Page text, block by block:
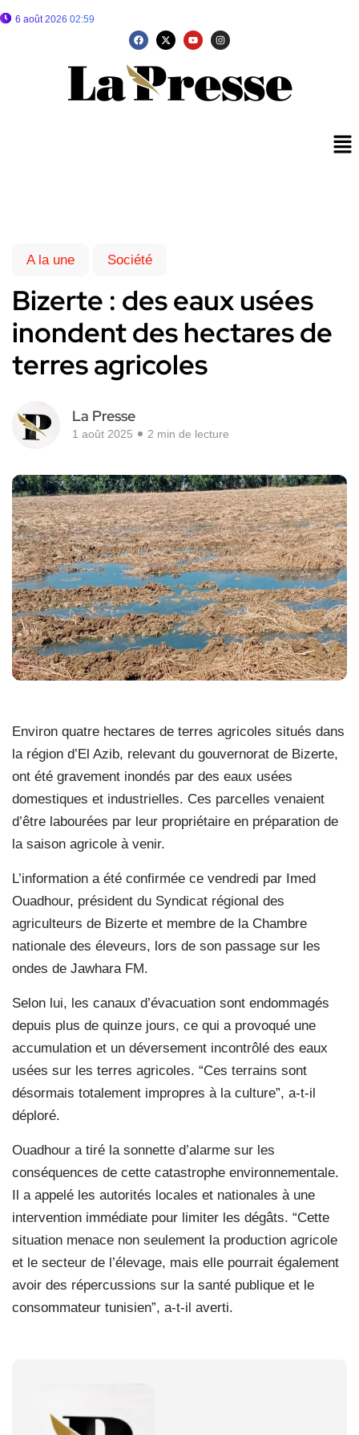
6 août 2026 02:59
A la une Société
Bizerte : des eaux usées
inondent des hectares de
terres agricoles
La Presse
1 août 2025 2 min de lecture
Environ quatre hectares de terres agricoles situés dans
la région d’El Azib, relevant du gouvernorat de Bizerte,
ont été gravement inondés par des eaux usées
domestiques et industrielles. Ces parcelles venaient
d’être labourées par leur propriétaire en préparation de
la saison agricole à venir.
L’information a été confirmée ce vendredi par Imed
Ouadhour, président du Syndicat régional des
agriculteurs de Bizerte et membre de la Chambre
nationale des éleveurs, lors de son passage sur les
ondes de Jawhara FM.
Selon lui, les canaux d’évacuation sont endommagés
depuis plus de quinze jours, ce qui a provoqué une
accumulation et un déversement incontrôlé des eaux
usées sur les terres agricoles. “Ces terrains sont
désormais totalement impropres à la culture”, a-t-il
déploré.
Ouadhour a tiré la sonnette d’alarme sur les
conséquences de cette catastrophe environnementale.
Il a appelé les autorités locales et nationales à une
intervention immédiate pour limiter les dégâts. “Cette
situation menace non seulement la production agricole
et le secteur de l’élevage, mais elle pourrait également
avoir des répercussions sur la santé publique et le
consommateur tunisien”, a-t-il averti.